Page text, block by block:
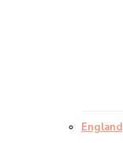
England